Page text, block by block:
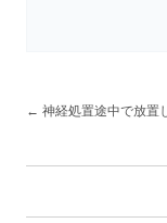
← 神経処置途中で放置